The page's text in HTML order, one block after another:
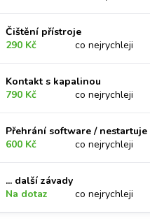
Čištění přístroje
290 Kč
co nejrychleji
Kontakt s kapalinou
790 Kč
co nejrychleji
Přehrání software / nestartuje
600 Kč
co nejrychleji
... další závady
Na dotaz
co nejrychleji